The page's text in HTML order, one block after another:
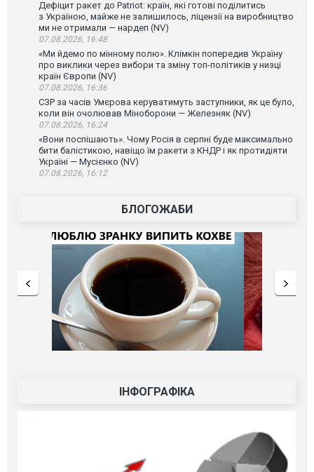
Дефіцит ракет до Patriot: країн, які готові поділитись
з Україною, майже не залишилось, ліцензії на виробництво
ми не отримали — нардеп (NV)
07.08.2026, 16:48
«Ми йдемо по мінному полю». Клімкін попередив Україну
про виклики через вибори та зміну топ-політиків у низці
країн Європи (NV)
07.08.2026, 16:36
СЗР за часів Умєрова керуватимуть заступники, як це було,
коли він очолював Міноборони — Железняк (NV)
07.08.2026, 16:24
«Вони поспішають». Чому Росія в серпні буде максимально
бити балістикою, навіщо їм ракети з КНДР і як протидіяти
Україні — Мусієнко (NV)
07.08.2026, 16:12
БЛОГОЖАБИ
ІНФОГРАФІКА